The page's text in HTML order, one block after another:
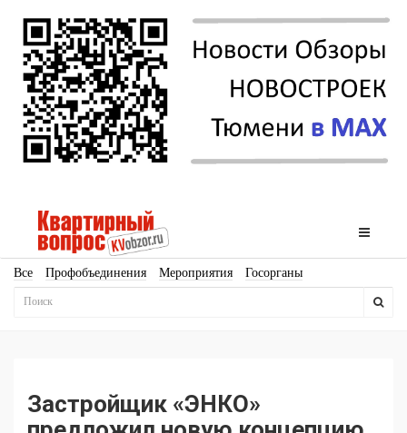
Все Профобъединения Мероприятия Госорганы
Новостройки
Продвижение Поздравляем
Застройщик «ЭНКО»